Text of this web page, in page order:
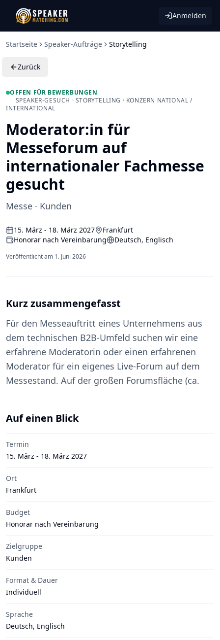
Anmelden
Startseite Speaker-Aufträge Storytelling
Zurück
OFFEN FÜR BEWERBUNGEN
· SPEAKER-GESUCH · STORYTELLING · KONZERN NATIONAL /
INTERNATIONAL
Moderator:in für
Messeforum auf
internationaler Fachmesse
gesucht
Messe · Kunden
15. März - 18. März 2027
Frankfurt
Honorar nach Vereinbarung
Deutsch, Englisch
Veröffentlicht am 1. Juni 2026
Kurz zusammengefasst
Für den Messeauftritt eines Unternehmens aus
dem technischen B2B-Umfeld suchen wir eine
erfahrene Moderatorin oder einen erfahrenen
Moderator für ein eigenes Live-Forum auf dem
Messestand. Auf der großen Forumsfläche (ca.
Auf einen Blick
Termin
15. März - 18. März 2027
Ort
Frankfurt
Budget
Honorar nach Vereinbarung
Zielgruppe
Kunden
Format & Dauer
Individuell
Sprache
Deutsch, Englisch